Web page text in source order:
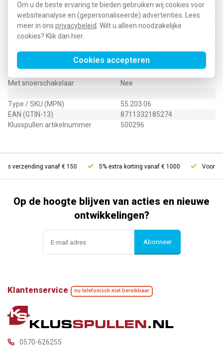
Om u de beste ervaring te bieden gebruiken wij cookies voor
websiteanalyse en (gepersonaliseerde) advertenties. Lees
meer in ons privacybeleid. Wilt u alleen noodzakelijke
cookies? Klik dan hier.
Cookies accepteren
Aantal aders
3
Nominale geleiderdoorsnede
1mm2
Lengte
2.5m
Kleur buitenmantel
Materiaal buitenmantel
Vinyl
2300W
Met snoerschakelaar
Nee
Type / SKU (MPN)
55.203.06
EAN (GTIN-13)
8711332185274
Klusspullen artikelnummer
500296
verzending vanaf € 150 5% extra korting vanaf € 1000 Voor
Op de hoogte blijven van acties en nieuwe
ontwikkelingen?
Abonneer
Klantenservice nu telefonisch niet bereikbaar
0570-626255